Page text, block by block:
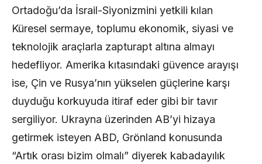
Ortadoğu’da İsrail-Siyonizmini yetkili kılan
Küresel sermaye, toplumu ekonomik, siyasi ve
teknolojik araçlarla zapturapt altına almayı
hedefliyor. Amerika kıtasındaki güvence arayışı
ise, Çin ve Rusya’nın yükselen güçlerine karşı
duyduğu korkuyuda itiraf eder gibi bir tavır
sergiliyor. Ukrayna üzerinden AB’yi hizaya
getirmek isteyen ABD, Grönland konusunda
“Artık orası bizim olmalı” diyerek kabadayılık